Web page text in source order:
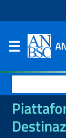
per: